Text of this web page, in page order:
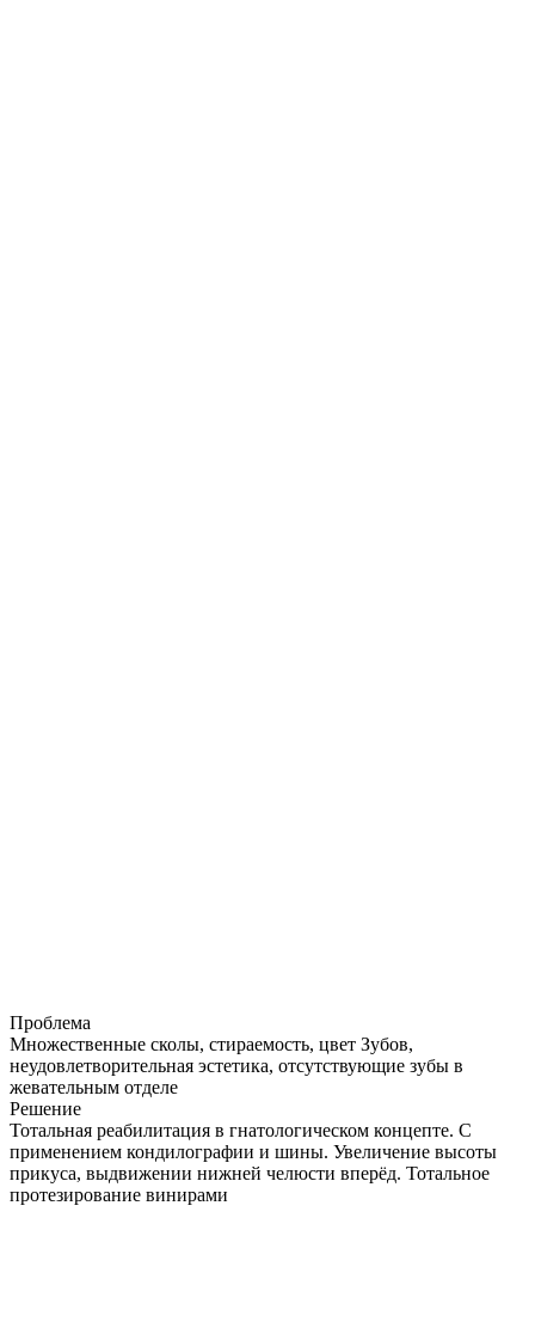
Проблема
Множественные сколы, стираемость, цвет Зубов,
неудовлетворительная эстетика, отсутствующие зубы в
жевательным отделе
Решение
Тотальная реабилитация в гнатологическом концепте. С
применением кондилографии и шины. Увеличение высоты
прикуса, выдвижении нижней челюсти вперёд. Тотальное
протезирование винирами